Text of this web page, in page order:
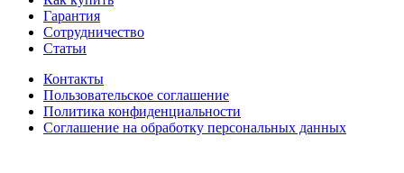
Гарантия
Сотрудничество
Статьи
Контакты
Пользовательское соглашение
Политика конфиденциальности
Соглашение на обработку персональных данных